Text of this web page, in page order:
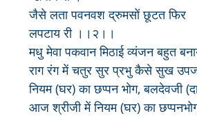
जैसे लता पवनवश द्रुमसों छूटत फिर
लपटाय री ।।२।।
मधु मेवा पकवान मिठाई व्यंजन बहुत
राग रंग में चतुर सुर प्रभु कैसे सुख
नियम (घर) का छप्पन भोग, बलदेवजी
आज श्रीजी में नियम (घर) का